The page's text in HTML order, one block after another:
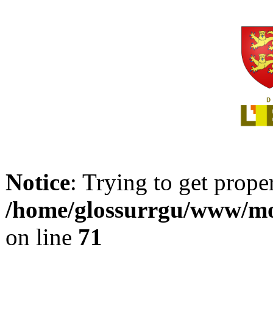
Notice: Trying to get
/home/glossurrgu/www/
on line 71